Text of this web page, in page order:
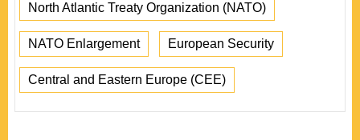
North Atlantic Treaty Organization (NATO)
NATO Enlargement European Security
Central and Eastern Europe (CEE)